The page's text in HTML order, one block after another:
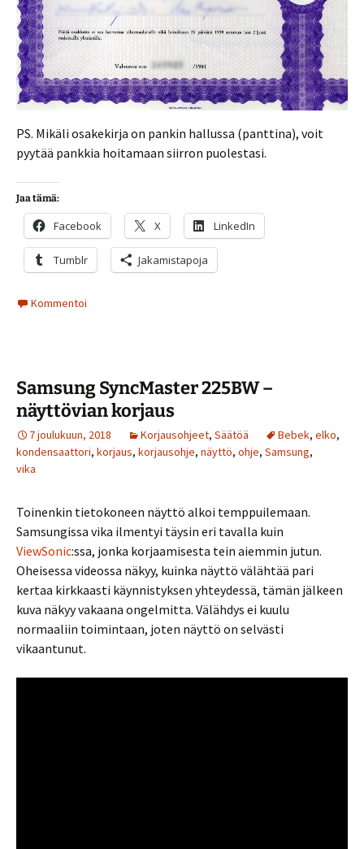
PS. Mikäli osakekirja on pankin hallussa (panttina), voit
pyytää pankkia hoitamaan siirron puolestasi.
Jaa tämä:
Facebook X LinkedIn
Tumblr Jakamistapoja
Kommentoi
Samsung SyncMaster 225BW –
näyttövian korjaus
7 joulukuun, 2018 Korjausohjeet, Säätöä Bebek, elko,
kondensaattori, korjaus, korjausohje, näyttö, ohje, Samsung,
vika
Toinenkin tietokoneen näyttö alkoi temppuilemaan.
Samsungissa vika ilmentyi täysin eri tavalla kuin
ViewSonic:ssa, jonka korjaamisesta tein aiemmin jutun.
Oheisessa videossa näkyy, kuinka näyttö välähtää pari
kertaa kirkkaasti käynnistyksen yhteydessä, tämän jälkeen
kuva näkyy vakaana ongelmitta. Välähdys ei kuulu
normaaliin toimintaan, joten näyttö on selvästi
vikaantunut.